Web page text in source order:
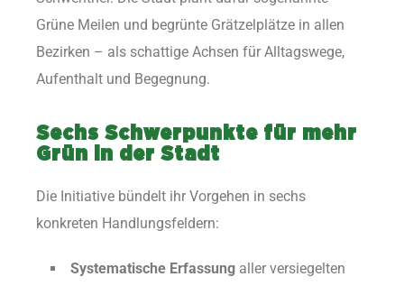
Grüne Meilen und begrünte Grätzelplätze in allen
Bezirken – als schattige Achsen für Alltagswege,
Aufenthalt und Begegnung.
Sechs Schwerpunkte für mehr
Grün in der Stadt
Die Initiative bündelt ihr Vorgehen in sechs
konkreten Handlungsfeldern:
Systematische Erfassung aller versiegelten